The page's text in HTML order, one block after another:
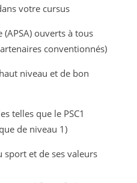
votre cursus
ouverts à tous
conventionnés)
niveau et de bon
telles que le PSC1
de niveau 1)
sport et de ses valeurs